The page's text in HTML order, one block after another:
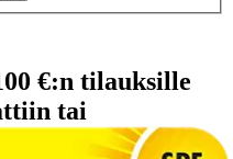
€:n tilauksille
tai